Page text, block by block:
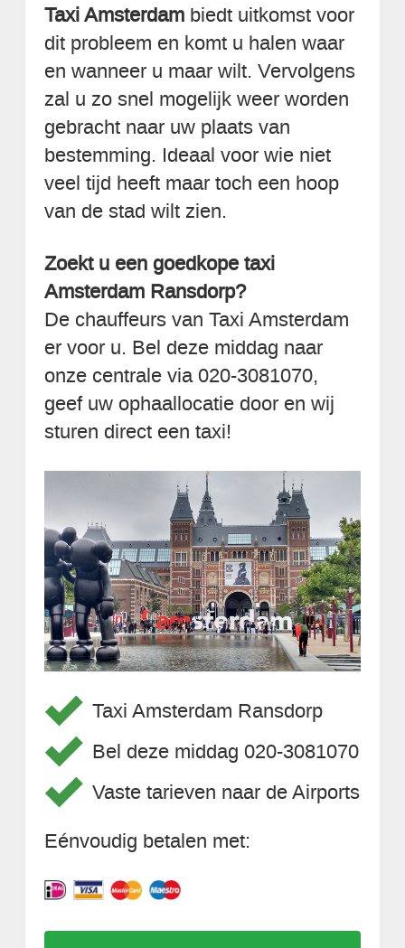
Taxi Amsterdam biedt uitkomst voor
dit probleem en komt u halen waar
en wanneer u maar wilt. Vervolgens
zal u zo snel mogelijk weer worden
gebracht naar uw plaats van
bestemming. Ideaal voor wie niet
veel tijd heeft maar toch een hoop
van de stad wilt zien.
Zoekt u een goedkope taxi
Amsterdam Ransdorp?
De chauffeurs van Taxi Amsterdam
er voor u. Bel deze middag naar
onze centrale via 020-3081070,
geef uw ophaallocatie door en wij
sturen direct een taxi!
Taxi Amsterdam Ransdorp
Bel deze middag 020-3081070
Vaste tarieven naar de Airports
Eénvoudig betalen met: